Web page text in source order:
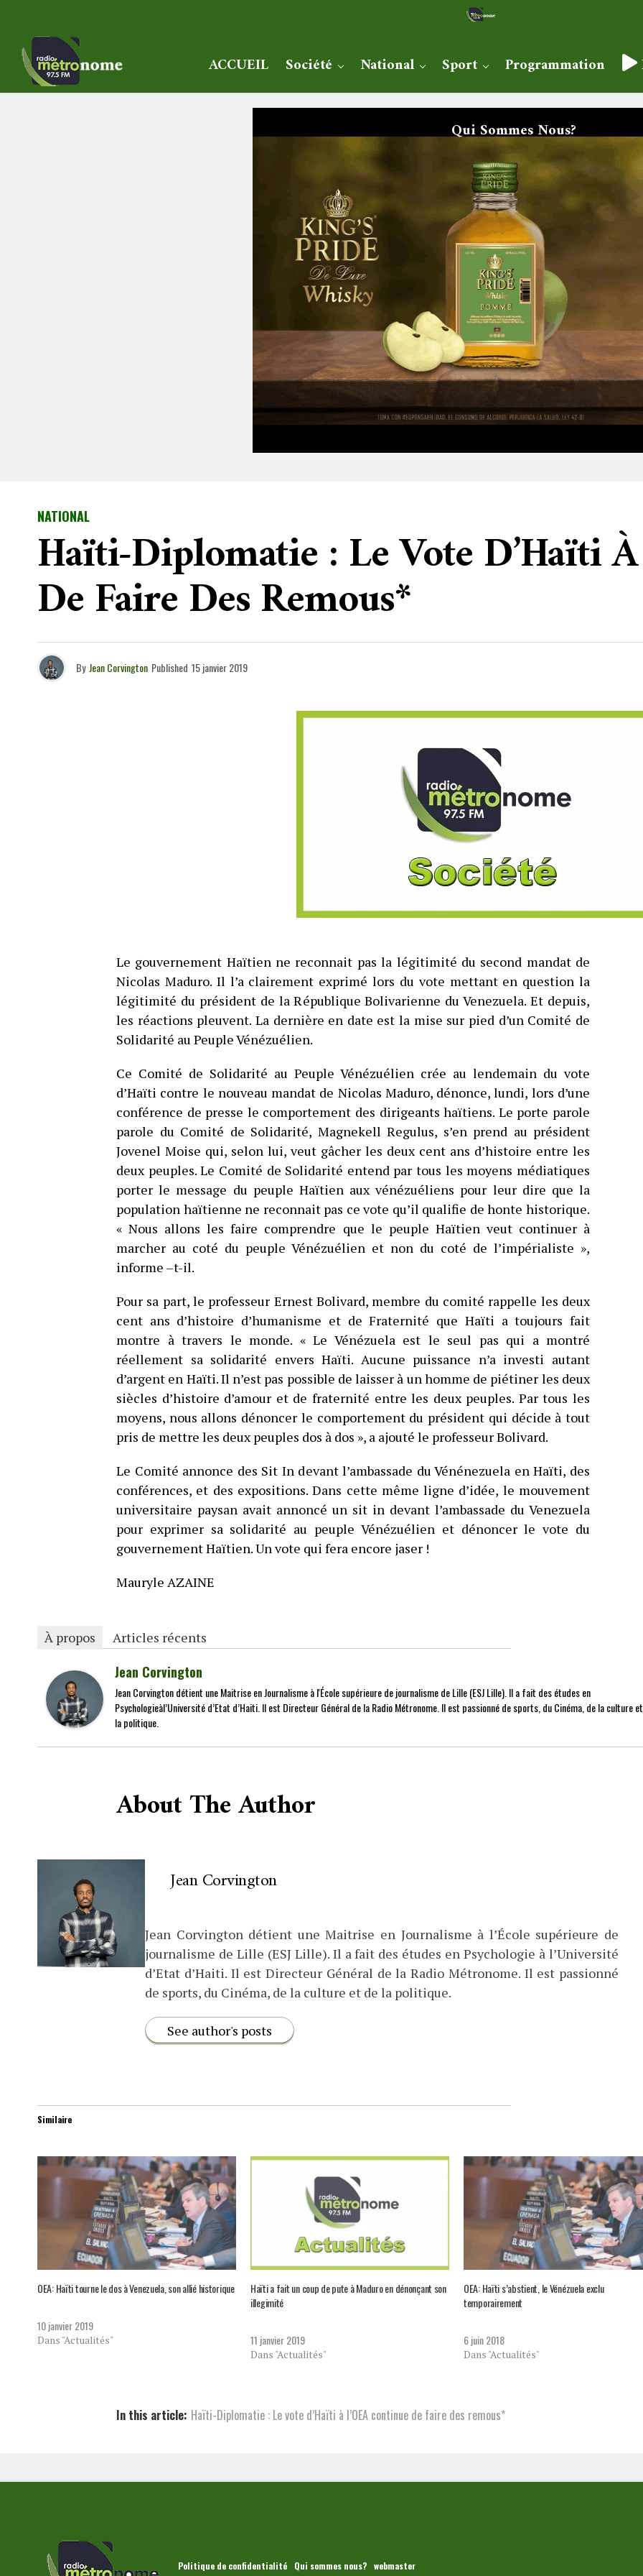
ACCUEIL Société National Sport Programmation
Qui Sommes Nous?
NATIONAL
Haïti-Diplomatie : Le Vote D’Haïti
De Faire Des Remous*
By Jean Corvington Published 15 janvier 2019
Le gouvernement Haïtien ne reconnait pas la légitimité du second mandat de
Nicolas Maduro. Il l’a clairement exprimé lors du vote mettant en question la
légitimité du président de la République Bolivarienne du Venezuela. Et depuis,
les réactions pleuvent. La dernière en date est la mise sur pied d’un Comité de
Solidarité au Peuple Vénézuélien.
Ce Comité de Solidarité au Peuple Vénézuélien crée au lendemain du vote
d’Haïti contre le nouveau mandat de Nicolas Maduro, dénonce, lundi, lors d’une
conférence de presse le comportement des dirigeants haïtiens. Le porte parole
parole du Comité de Solidarité, Magnekell Regulus, s’en prend au président
Jovenel Moise qui, selon lui, veut gâcher les deux cent ans d’histoire entre les
deux peuples. Le Comité de Solidarité entend par tous les moyens médiatiques
porter le message du peuple Haïtien aux vénézuéliens pour leur dire que la
population haïtienne ne reconnait pas ce vote qu’il qualifie de honte historique.
« Nous allons les faire comprendre que le peuple Haïtien veut continuer à
marcher au coté du peuple Vénézuélien et non du coté de l’impérialiste »,
informe –t-il.
Pour sa part, le professeur Ernest Bolivard, membre du comité rappelle les deux
cent ans d’histoire d’humanisme et de Fraternité que Haïti a toujours fait
montre à travers le monde. « Le Vénézuela est le seul pas qui a montré
réellement sa solidarité envers Haïti. Aucune puissance n’a investi autant
d’argent en Haïti. Il n’est pas possible de laisser à un homme de piétiner les deux
siècles d’histoire d’amour et de fraternité entre les deux peuples. Par tous les
moyens, nous allons dénoncer le comportement du président qui décide à tout
pris de mettre les deux peuples dos à dos », a ajouté le professeur Bolivard.
Le Comité annonce des Sit In devant l’ambassade du Vénénezuela en Haïti, des
conférences, et des expositions. Dans cette même ligne d’idée, le mouvement
universitaire paysan avait annoncé un sit in devant l’ambassade du Venezuela
pour exprimer sa solidarité au peuple Vénézuélien et dénoncer le vote du
gouvernement Haïtien. Un vote qui fera encore jaser !
Mauryle AZAINE
À propos Articles récents
Jean Corvington
Jean Corvington détient une Maitrise en Journalisme à l'École supérieure de journalisme de Lille (ESJ Lille). Il a fait des études en
Psychologieàl’Université d’Etat d’Haiti. Il est Directeur Général de la Radio Métronome. Il est passionné de sports, du Cinéma, de la culture
la politique.
About The Author
Jean Corvington
Jean Corvington détient une Maitrise en Journalisme à l’École supérieure de
journalisme de Lille (ESJ Lille). Il a fait des études en Psychologie à l’Université
d’Etat d’Haiti. Il est Directeur Général de la Radio Métronome. Il est passionné
de sports, du Cinéma, de la culture et de la politique.
See author's posts
Similaire
OEA: Haïti tourne le dos à Venezuela, son allié historique
10 janvier 2019
Dans "Actualités"
Haïti a fait un coup de pute à Maduro en dénonçant son
illegimité
11 janvier 2019
Dans "Actualités"
OEA: Haïti s’abstient, le Vénézuela exclu
temporairement
6 juin 2018
Dans "Actualités"
In this article: Haïti-Diplomatie : Le vote d’Haïti à l’OEA continue de faire des remous*
Politique de confidentialité Qui sommes nous? webmaster